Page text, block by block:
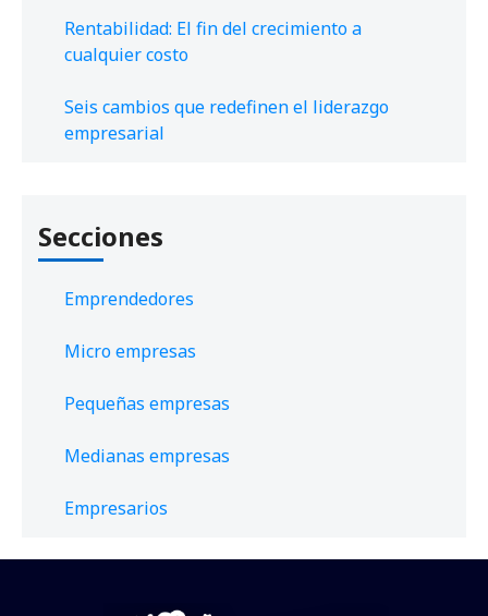
Rentabilidad: El fin del crecimiento a
cualquier costo
Seis cambios que redefinen el liderazgo
empresarial
Secciones
Emprendedores
Micro empresas
Pequeñas empresas
Medianas empresas
Empresarios